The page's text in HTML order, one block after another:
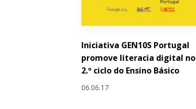
Iniciativa GEN10S Portugal
promove literacia digital no
2.º ciclo do Ensino Básico
06.06.17